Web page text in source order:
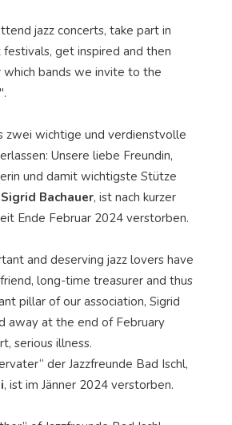
jazz concerts, take part in
festivals, get inspired and then
bands we invite to the
zwei wichtige und verdienstvolle
Unsere liebe Freundin,
und damit wichtigste Stütze
Sigrid Bachauer, ist nach kurzer
Ende Februar 2024 verstorben.
and deserving jazz lovers have
long-time treasurer and thus
pillar of our association, Sigrid
away at the end of February
serious illness.
der Jazzfreunde Bad Ischl,
, ist im Jänner 2024 verstorben.